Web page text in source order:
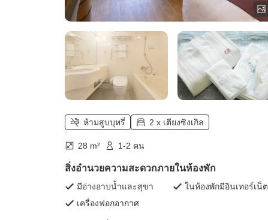
ห้ามสูบบุหรี่ 2 x เตียงซิงเกิล
28 m² 1-2 คน
สิ่งอำนวยความสะดวกภายในห้องพัก
มีอ่างอาบน้ำและสุขา
ในห้องพักมีอินเทอร์เน็ต
เครื่องฟอกอากาศ